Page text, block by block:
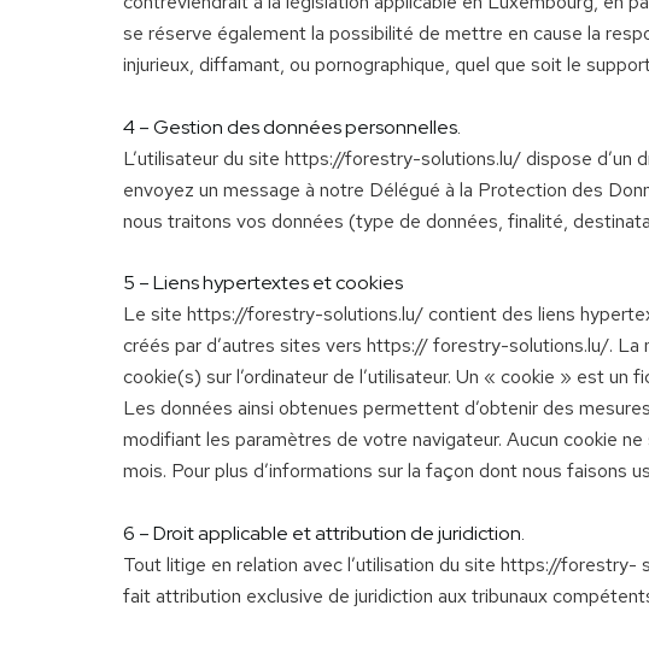
se réserve également la possibilité de mettre en cause la
injurieux, diffamant, ou pornographique, quel que soit le
4 – Gestion des données personnelles.
L’utilisateur du site https://forestry-solutions.lu/ dispose
envoyez un message à notre Délégué à la Protection des
nous traitons vos données (type de données, finalité,
5 – Liens hypertextes et cookies
Le site https://forestry-solutions.lu/ contient des liens
créés par d’autres sites vers https:// forestry-solutions.lu/.
cookie(s) sur l’ordinateur de l’utilisateur. Un « cookie » est
Les données ainsi obtenues permettent d’obtenir des
modifiant les paramètres de votre navigateur. Aucun cookie
mois. Pour plus d’informations sur la façon dont nous
6 – Droit applicable et attribution de juridiction.
Tout litige en relation avec l’utilisation du site https://
fait attribution exclusive de juridiction aux tribunaux